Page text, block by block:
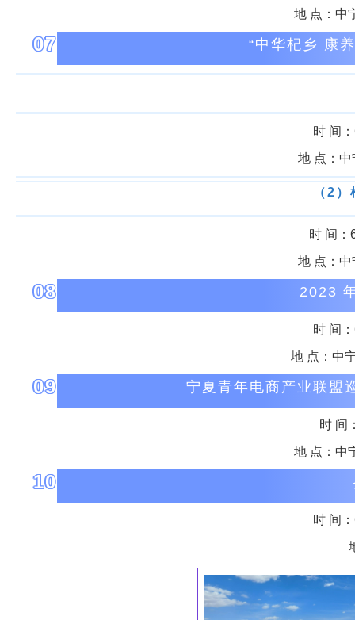
地 点：中
07 “中华杞乡 康
时 间
地 点：
（2
时 间：
地 点：
08 2023
时 间
地 点：中
09 宁夏青年电商产业联盟
时 间
地 点：中
10
时 间